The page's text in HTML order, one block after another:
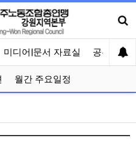
미디어|문서 자료실 공유게시
월간 주요일정